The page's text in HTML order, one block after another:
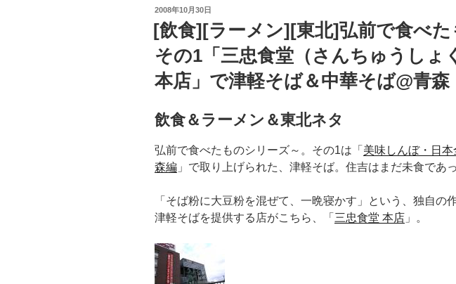
投
日:
2008年10月30日
[飲食][ラーメン][東北]弘前で食べた
その1「三忠食堂（さんちゅうしょ
本店」で津軽そば＆中華そば@青森
飲食＆ラーメン＆東北ネタ
弘前で食べたものシリーズ～。その1は「 美味しんぼ・日
森編 」で取り上げられた、津軽そば。住吉はまだ未食であ
「そば粉に大豆粉を混ぜて、一晩寝かす」という、独自の
津軽そばを提供する店がこちら、「 三忠食堂 本店 」。